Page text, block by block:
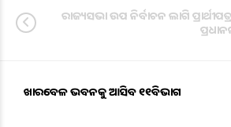
ରାଜ୍ୟସଭା ଉପ ନିର୍ବାଚନ ଲାଗି
ଖାରବେଳ ଭବନକୁ ଆସିବ ୧୧ବିଭାଗ